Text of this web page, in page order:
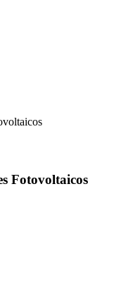
Fotovoltaicos